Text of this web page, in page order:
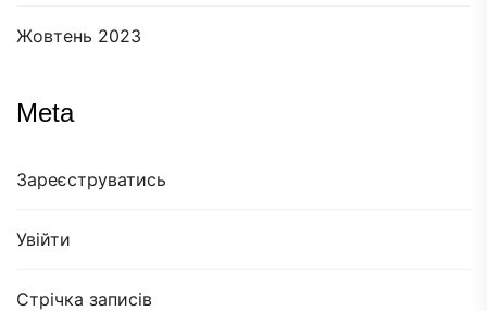
Жовтень 2023
Meta
Зареєструватись
Увійти
Стрічка записів